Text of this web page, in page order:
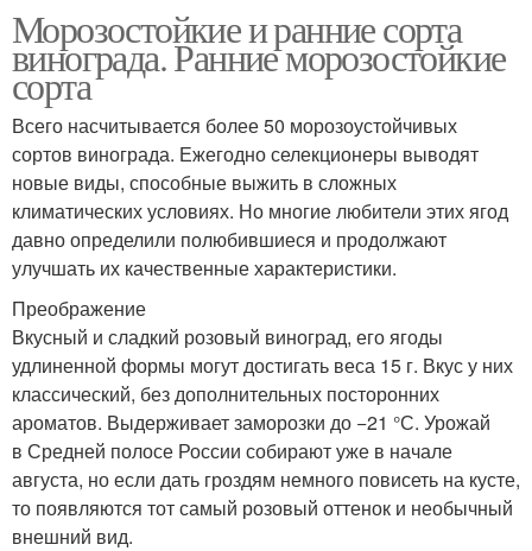
Морозостойкие и ранние сорта
винограда. Ранние морозостойкие
сорта
Всего насчитывается более 50 морозоустойчивых
сортов винограда. Ежегодно селекционеры выводят
новые виды, способные выжить в сложных
климатических условиях. Но многие любители этих ягод
давно определили полюбившиеся и продолжают
улучшать их качественные характеристики.
Преображение
Вкусный и сладкий розовый виноград, его ягоды
удлиненной формы могут достигать веса 15 г. Вкус у них
классический, без дополнительных посторонних
ароматов. Выдерживает заморозки до −21 °С. Урожай
в Средней полосе России собирают уже в начале
августа, но если дать гроздям немного повисеть на кусте,
то появляются тот самый розовый оттенок и необычный
внешний вид.